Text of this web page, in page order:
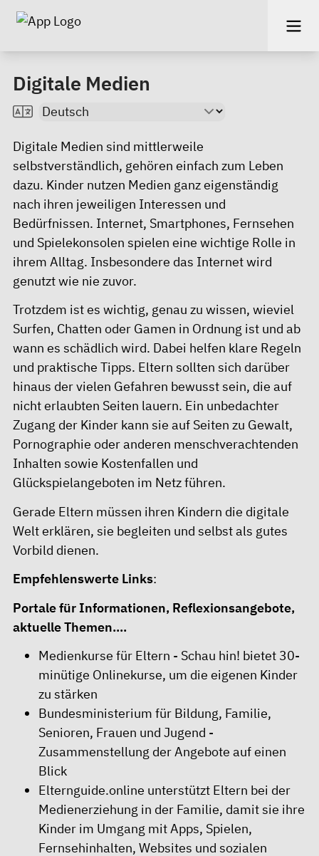
Digitale Medien
Digitale Medien sind mittlerweile
selbstverständlich, gehören einfach zum Leben
dazu. Kinder nutzen Medien ganz eigenständig
nach ihren jeweiligen Interessen und
Bedürfnissen. Internet, Smartphones, Fernsehen
und Spielekonsolen spielen eine wichtige Rolle in
ihrem Alltag. Insbesondere das Internet wird
genutzt wie nie zuvor.
Trotzdem ist es wichtig, genau zu wissen, wieviel
Surfen, Chatten oder Gamen in Ordnung ist und ab
wann es schädlich wird. Dabei helfen klare Regeln
und praktische Tipps. Eltern sollten sich darüber
hinaus der vielen Gefahren bewusst sein, die auf
nicht erlaubten Seiten lauern. Ein unbedachter
Zugang der Kinder kann sie auf Seiten zu Gewalt,
Pornographie oder anderen menschverachtenden
Inhalten sowie Kostenfallen und
Glückspielangeboten im Netz führen.
Gerade Eltern müssen ihren Kindern die digitale
Welt erklären, sie begleiten und selbst als gutes
Vorbild dienen.
Empfehlenswerte Links:
Portale für Informationen, Reflexionsangebote,
aktuelle Themen....
Medienkurse für Eltern - Schau hin! bietet 30-
minütige Onlinekurse, um die eigenen Kinder
zu stärken
Bundesministerium für Bildung, Familie,
Senioren, Frauen und Jugend -
Zusammenstellung der Angebote auf einen
Blick
Elternguide.online unterstützt Eltern bei der
Medienerziehung in der Familie, damit sie ihre
Kinder im Umgang mit Apps, Spielen,
Fernsehinhalten, Websites und sozialen